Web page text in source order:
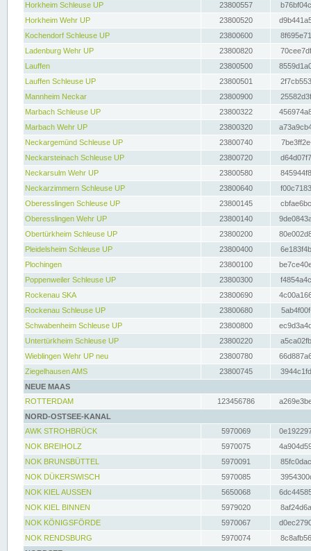
Horkheim Schleuse UP
23800557
Horkheim Wehr UP
23800520
Kochendorf Schleuse UP
23800600
Ladenburg Wehr UP
23800820
Lauffen
23800500
Lauffen Schleuse UP
23800501
Mannheim Neckar
23800900
Marbach Schleuse UP
23800322
Marbach Wehr UP
23800320
Neckargemünd Schleuse UP
23800740
Neckarsteinach Schleuse UP
23800720
Neckarsulm Wehr UP
23800580
Neckarzimmern Schleuse UP
23800640
Oberesslingen Schleuse UP
23800145
Oberesslingen Wehr UP
23800140
Obertürkheim Schleuse UP
23800200
Pleidelsheim Schleuse UP
23800400
Plochingen
23800100
Poppenweiler Schleuse UP
23800300
Rockenau SKA
23800690
Rockenau Schleuse UP
23800680
Schwabenheim Schleuse UP
23800800
Untertürkheim Schleuse UP
23800220
Wieblingen Wehr UP neu
23800780
Ziegelhausen AMS
23800745
NEUE MAAS
ROTTERDAM
123456786
NORD-OSTSEE-KANAL
AWK STROHBRÜCK
5970069
NOK BREIHOLZ
5970075
NOK BRUNSBÜTTEL
5970091
NOK DÜKERSWISCH
5970085
NOK KIEL AUSSEN
5650068
NOK KIEL BINNEN
5979020
NOK KÖNIGSFÖRDE
5970067
NOK RENDSBURG
5970074